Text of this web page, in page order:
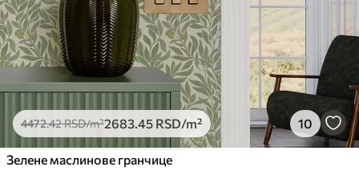
Премиум
5525.00 3315 .00RSD/m²
Премиум
6333.33 .00 RSD /m²
4472.42RSD/m²2683.45 RSD/m² 10
Зелене маслинове гранчице